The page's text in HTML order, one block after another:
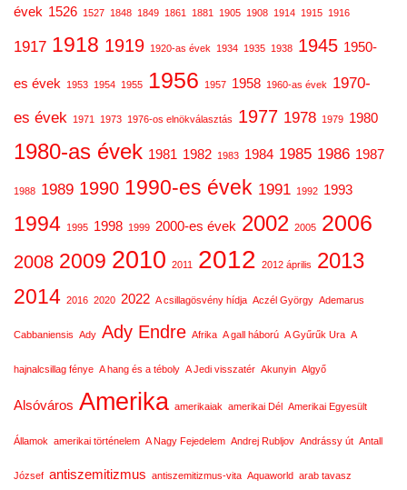
évek 1526 1527 1848 1849 1861 1881 1905 1908 1914 1915 1916
1917 1918 1919 1920-as évek 1934 1935 1938 1945 1950-
es évek 1953 1954 1955 1956 1957 1958 1960-as évek
1970-
es évek
1971 1973 1976-os elnökválasztás 1977 1978 1979 1980
1980-as évek 1981 1982 1983 1984 1985 1986 1987
1988 1989 1990 1990-es évek 1991 1992 1993
1994 1995 1998 1999 2000-es évek 2002 2005 2006
2008 2009 2010 2011 2012 2012 április 2013
2014 2016 2020 2022 A csillagösvény hídja Aczél György Ademarus
Cabbaniensis Ady Ady Endre Afrika A gall háború A Gyűrűk Ura A
hajnalcsillag fénye A hang és a téboly A Jedi visszatér Akunyin Algyő
Alsóváros Amerika amerikaiak amerikai Dél Amerikai Egyesült
Államok amerikai történelem A Nagy Fejedelem Andrej Rubljov Andrássy út Antall
József antiszemitizmus antiszemitizmus-vita Aquaworld arab tavasz